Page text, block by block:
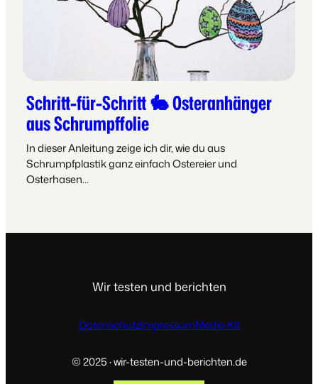
Schritt-für-Schritt 🐇 Osteranhänger
aus Schrumpffolie
In dieser Anleitung zeige ich dir, wie du aus
Schrumpfplastik ganz einfach Ostereier und
Osterhasen…
Wir testen und berichten
DatenschutzImpressumMedia Kit
© 2025 · wir-testen-und-berichten.de